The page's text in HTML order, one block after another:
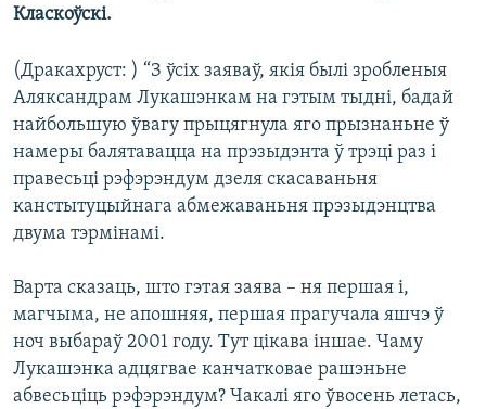
Класкоўскі.
(Дракахруст: ) “З ўсіх заяваў, якія былі зробленыя
Аляксандрам Лукашэнкам на гэтым тыдні, бадай
найбольшую ўвагу прыцягнула яго прызнаньне ў
намеры балятавацца на прэзыдэнта ў трэці раз і
правесьці рэфэрэндум дзеля скасаваньня
канстытуцыйнага абмежаваньня прэзыдэнцтва
двума тэрмінамі.
Варта сказаць, што гэтая заява – ня першая і,
магчыма, не апошняя, першая прагучала яшчэ ў
ноч выбараў 2001 году. Тут цікава іншае. Чаму
Лукашэнка адцягвае канчатковае рашэньне
абвесьціць рэфэрэндум? Чакалі яго ўвосень летась,